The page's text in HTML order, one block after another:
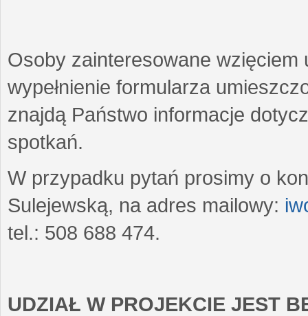
Osoby zainteresowane wzięciem
wypełnienie formularza
znajdą Państwo informacje
spotkań.
W przypadku pytań prosimy o
Sulejewską, na adres mailowy:
tel.: 508 688 474.
UDZIAŁ W PROJEKCIE JEST